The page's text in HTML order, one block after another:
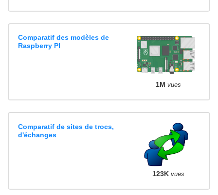
Comparatif des modèles de
Raspberry PI
1M vues
Comparatif de sites de trocs,
d'échanges
123K vues